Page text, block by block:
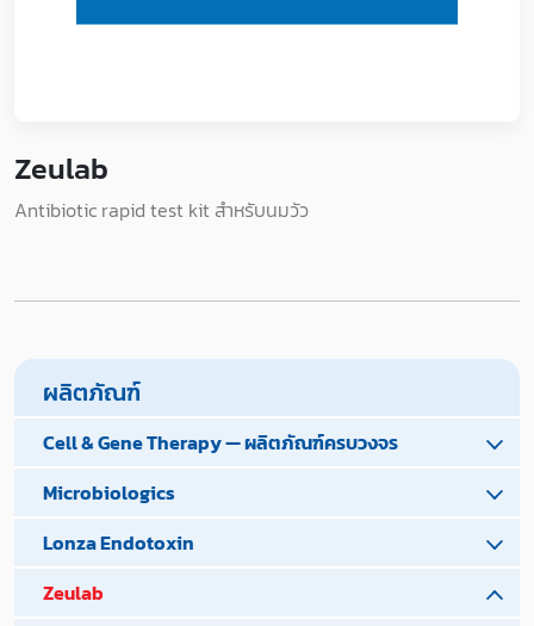
Zeulab
Antibiotic rapid test kit สำหรับนมวัว
ผลิตภัณฑ์
Cell & Gene Therapy — ผลิตภัณฑ์ครบวงจร
Microbiologics
Lonza Endotoxin
Zeulab